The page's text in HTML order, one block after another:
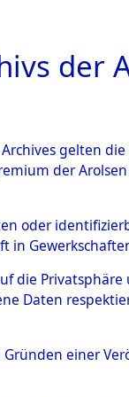
ÜBERSICHT
Haag/
der
gelten
der
oder
die
Daten
einer